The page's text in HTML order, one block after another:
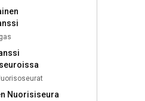
Nuorisiseura